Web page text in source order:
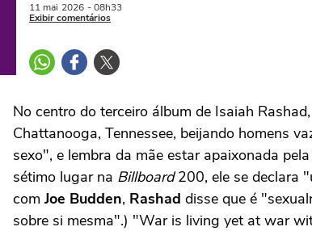
11 mai 2026 - 08h33
Exibir comentários
No centro do terceiro álbum de Isaiah Rashad,
Chattanooga, Tennessee, beijando homens
sexo", e lembra da mãe estar apaixonada
sétimo lugar na Billboard200, ele se declara
com Joe Budden, Rashad disse que é
sobre si mesma".) "War is living yet at war